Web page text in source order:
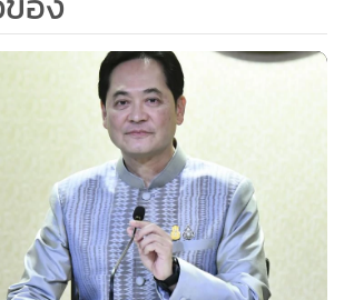
มหาชน) บริษัท พีเพิ่ลฟาร์ม จำกัด บริษัท
ท ทรู ดิจิทัล พาร์ค จำกัด โรมแรมศุภาลัย ป่า
า และ โรงแรม เดอะ สุโกศล กรุงเทพฯ
ย์กล่าวทิ้งท้าย